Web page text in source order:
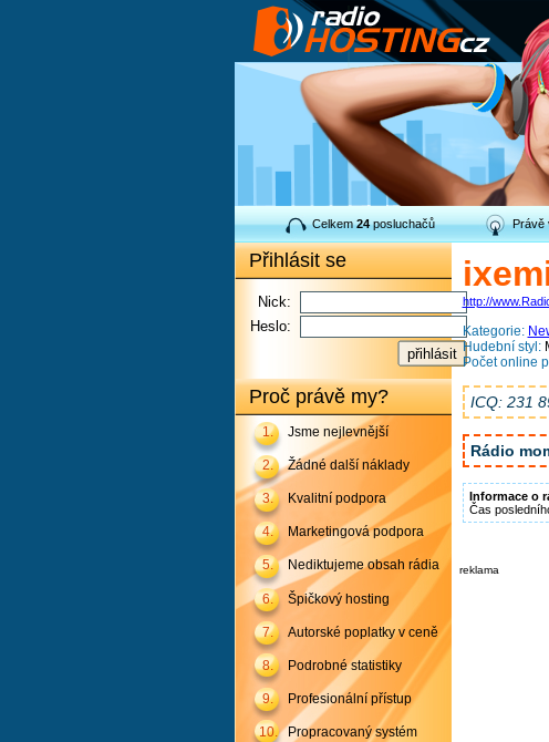
Celkem24posluchačů Právě
Přihlásit se
Nick:
Heslo:
Proč právě my?
1. Jsme nejlevnější
2. Žádné další náklady
3. Kvalitní podpora
4. Marketingová podpora
5. Nediktujeme obsah rádia
6. Špičkový hosting
7. Autorské poplatky v ceně
8. Podrobné statistiky
9. Profesionální přístup
10. Propracovaný systém
http://
Kategorie:
Hudební styl:
Počet online
ICQ: 231
Rádio
Informace o
Čas
reklama